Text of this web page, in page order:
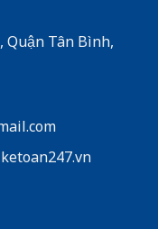
Tân Bình,
ketoan247.vn